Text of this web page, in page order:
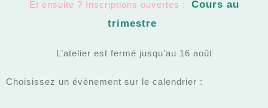
Et ensuite ? Inscriptions ouvertes : Cours au
trimestre
L’atelier est fermé jusqu’au 16 août
Choisissez un évènement sur le calendrier :